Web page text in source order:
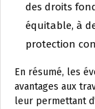
des droits
équitable, à
protection
En résumé, les
avantages aux
leur permettant